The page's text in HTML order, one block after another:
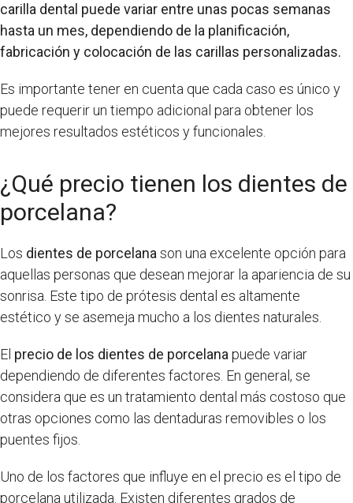
carilla dental puede variar entre unas pocas semanas
hasta un mes, dependiendo de la planificación,
fabricación y colocación de las carillas personalizadas.
Es importante tener en cuenta que cada caso es único y
puede requerir un tiempo adicional para obtener los
mejores resultados estéticos y funcionales.
¿Qué precio tienen los dientes de
porcelana?
Los dientes de porcelana son una excelente opción para
aquellas personas que desean mejorar la apariencia de su
sonrisa. Este tipo de prótesis dental es altamente
estético y se asemeja mucho a los dientes naturales.
El precio de los dientes de porcelana puede variar
dependiendo de diferentes factores. En general, se
considera que es un tratamiento dental más costoso que
otras opciones como las dentaduras removibles o los
puentes fijos.
Uno de los factores que influye en el precio es el tipo de
porcelana utilizada. Existen diferentes grados de